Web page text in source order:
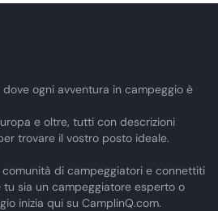
ogni avventura in campeggio è
e oltre, tutti con descrizioni
trovare il vostro posto ideale.
di campeggiatori e connettiti
tu sia un campeggiatore esperto o
inizia qui su CamplinQ.com.